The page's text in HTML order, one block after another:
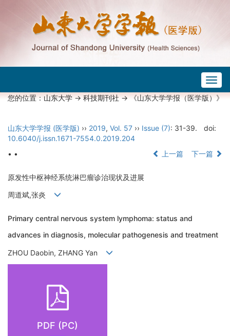
您的位置：山东大学->科技期刊社-> 《山东大学学报（医学版）》
山东大学学报 (医学版) ›› 2019, Vol. 57 ›› Issue (7): 31-39.
doi:
10.6040/j.issn.1671-7554.0.2019.204
• •
上一篇 下一篇
原发性中枢神经系统淋巴瘤诊治现状及进展
周道斌,张炎
Primary central nervous system lymphoma: status and
advances in diagnosis, molecular pathogenesis and treatment
ZHOU Daobin, ZHANG Yan
PDF (PC)